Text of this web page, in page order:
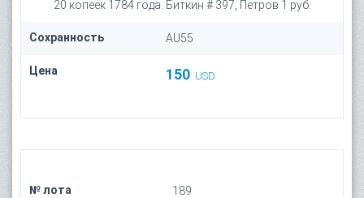
20 копеек 1784 года. Биткин # 397, Петров 1 руб.
Сохранность AU55
Цена 150 USD
№ лота 189